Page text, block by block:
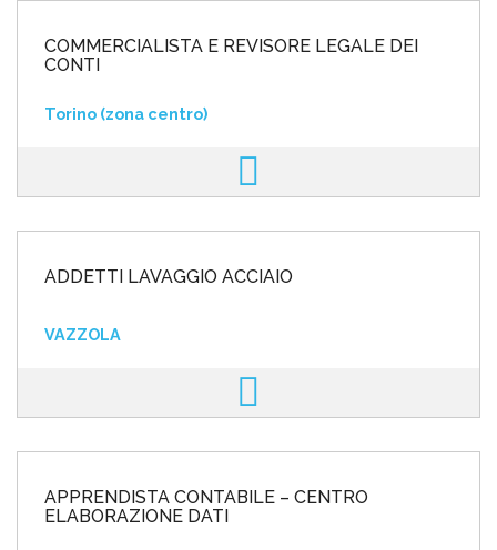
COMMERCIALISTA E REVISORE LEGALE DEI
CONTI
Torino (zona centro)
ADDETTI LAVAGGIO ACCIAIO
VAZZOLA
APPRENDISTA CONTABILE – CENTRO
ELABORAZIONE DATI